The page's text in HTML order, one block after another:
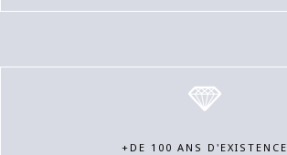
+DE 100 ANS D'EXISTENCE